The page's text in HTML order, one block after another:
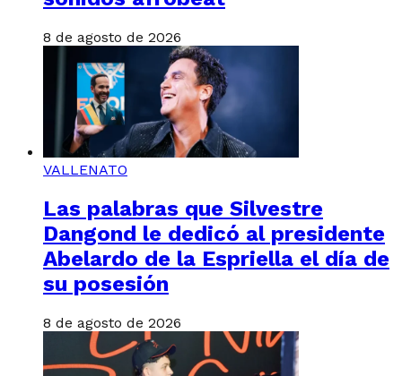
8 de agosto de 2026
VALLENATO
Las palabras que Silvestre
Dangond le dedicó al presidente
Abelardo de la Espriella el día de
su posesión
8 de agosto de 2026